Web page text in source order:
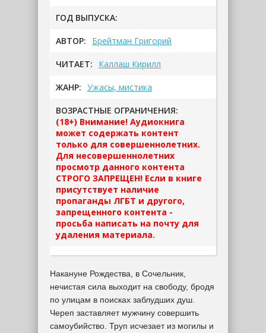
ГОД ВЫПУСКА:
АВТОР: Брейтман Григорий
ЧИТАЕТ: Каллаш Кирилл
ЖАНР: Ужасы, мистика
ВОЗРАСТНЫЕ ОГРАНИЧЕНИЯ:
(18+) Внимание! Аудиокнига
может содержать контент
только для совершеннолетних.
Для несовершеннолетних
просмотр данного контента
СТРОГО ЗАПРЕЩЕН! Если в книге
присутствует наличие
пропаганды ЛГБТ и другого,
запрещенного контента -
просьба написать на почту для
удаления материала.
Накануне Рождества, в Сочельник,
нечистая сила выходит на свободу, бродя
по улицам в поисках заблудших душ.
Череп заставляет мужчину совершить
самоубийство. Труп исчезает из могилы и